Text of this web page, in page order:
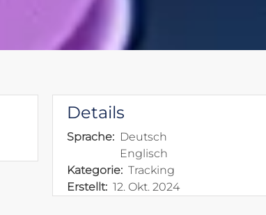
Details
Sprache
Deutsch
Englisch
Kategorie Tracking
Erstellt 12. Okt. 2024